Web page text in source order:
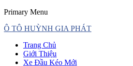
Primary Menu
Ô TÔ HUỲNH GIA PHÁT
Trang Chủ
Giới Thiệu
Xe Đầu Kéo Mới